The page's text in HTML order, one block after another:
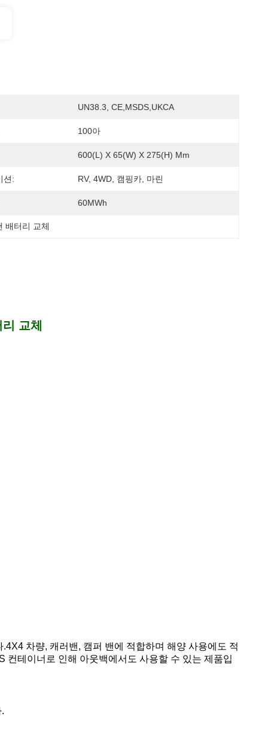
UN38.3, CE,MSDS,UKCA
100아
600(L) X 65(W) X 275(H) Mm
션: RV, 4WD, 캠핑카, 마린
60MWh
배터리 교체
교체
차량, 캐러밴, 캠퍼 밴에 적합하며 해양 사용에도 적
컨테이너로 인해 아웃백에서도 사용할 수 있는 제품입